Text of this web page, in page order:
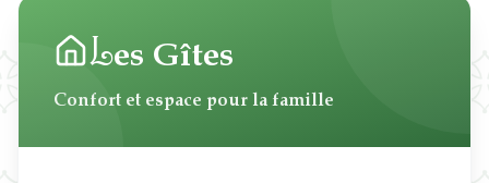
Les Gîtes
Confort et espace pour la famille